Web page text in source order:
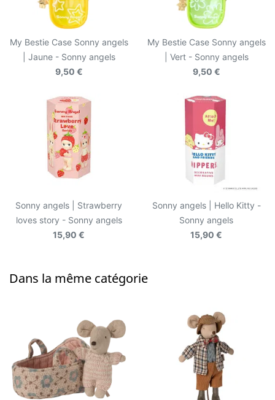
My Bestie Case Sonny angels
| Jaune - Sonny angels
9,50 €
My Bestie Case Sonny angels
| Vert - Sonny angels
9,50 €
Sonny angels | Strawberry
loves story - Sonny angels
15,90 €
Sonny angels | Hello Kitty -
Sonny angels
15,90 €
Dans la même catégorie